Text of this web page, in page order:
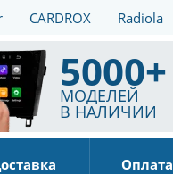
CARDROX Radiola
5000+
МОДЕЛЕЙ
В НАЛИЧИИ
Оплата